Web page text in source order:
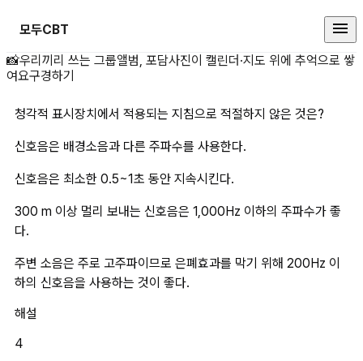
모두CBT
청각적 표시장치에서 적용되는 지
📸우리끼리 쓰는 그룹앨범, 포담사진이 캘린더·지도 위에 추억으로 쌓
여요구경하기
청각적 표시장치에서 적용되는 지침으로 적절하지 않은 것은?
신호음은 배경소음과 다른 주파수를 사용한다.
신호음은 최소한 0.5~1초 동안 지속시킨다.
300 m 이상 멀리 보내는 신호음은 1,000Hz 이하의 주파수가 좋
다.
주변 소음은 주로 고주파이므로 은폐효과를 막기 위해 200Hz 이
하의 신호음을 사용하는 것이 좋다.
해설
4